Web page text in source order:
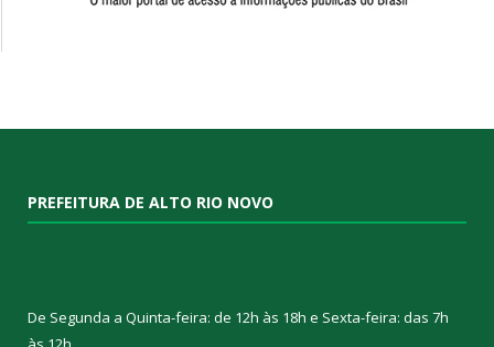
PREFEITURA DE ALTO RIO NOVO
De Segunda a Quinta-feira: de 12h às 18h e Sexta-feira: das 7h